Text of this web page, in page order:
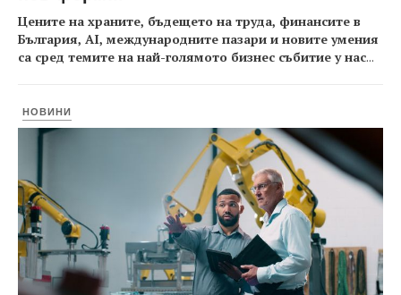
Цените на храните, бъдещето на труда, финансите в
България, AI, международните пазари и новите умения
са сред темите на най-голямото бизнес събитие у нас...
НОВИНИ